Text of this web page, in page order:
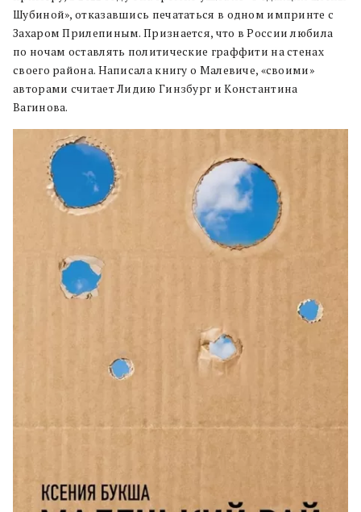
Шубиной», отказавшись печататься в одном импринте с
Захаром Прилепиным. Признается, что в России любила
по ночам оставлять политические граффити на стенах
своего района. Написала книгу о Малевиче, «своими»
авторами считает Лидию Гинзбург и Константина
Вагинова.